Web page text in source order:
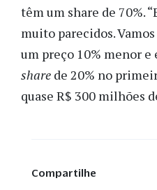
têm um share de 70%.
muito parecidos.
um preço 10% menor e
share de 20% no
quase R$ 300 milhões
Compartilhe